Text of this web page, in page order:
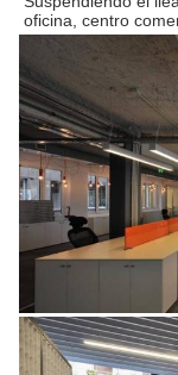
oficina, centro